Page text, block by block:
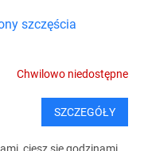
szczęścia
Chwilowo niedostępne
SZCZEGÓŁY